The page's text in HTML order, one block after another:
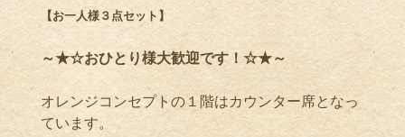
【お一人様３点セット】
～★☆おひとり様大歓迎です！☆★～
オレンジコンセプトの１階はカウンター席となっ
ています。